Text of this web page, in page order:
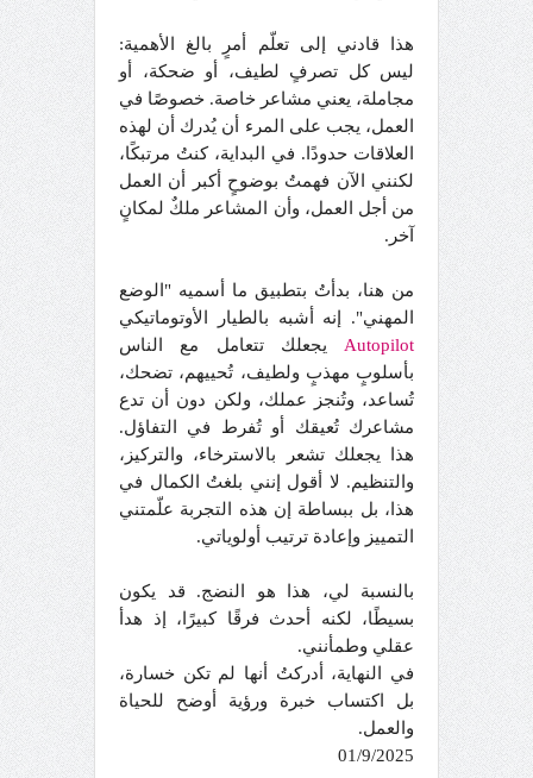
هذا قادني إلى تعلّم أمرٍ بالغ الأهمية:
ليس كل تصرفٍ لطيف، أو ضحكة، أو
مجاملة، يعني مشاعر خاصة. خصوصًا في
العمل، يجب على المرء أن يُدرك أن لهذه
العلاقات حدودًا. في البداية، كنتُ مرتبكًا،
لكنني الآن فهمتُ بوضوحٍ أكبر أن العمل
من أجل العمل، وأن المشاعر ملكٌ لمكانٍ
آخر.
من هنا، بدأتُ بتطبيق ما أسميه "الوضع
المهني". إنه أشبه بالطيار الأوتوماتيكي
Autopilot يجعلك تتعامل مع الناس
بأسلوبٍ مهذبٍ ولطيف، تُحييهم، تضحك،
تُساعد، وتُنجز عملك، ولكن دون أن تدع
مشاعرك تُعيقك أو تُفرط في التفاؤل.
هذا يجعلك تشعر بالاسترخاء، والتركيز،
والتنظيم. لا أقول إنني بلغتُ الكمال في
هذا، بل ببساطة إن هذه التجربة علّمتني
التمييز وإعادة ترتيب أولوياتي.
بالنسبة لي، هذا هو النضج. قد يكون
بسيطًا، لكنه أحدث فرقًا كبيرًا، إذ هدأ
عقلي وطمأنني.
في النهاية، أدركتُ أنها لم تكن خسارة،
بل اكتساب خبرة ورؤية أوضح للحياة
والعمل.
01/9/2025